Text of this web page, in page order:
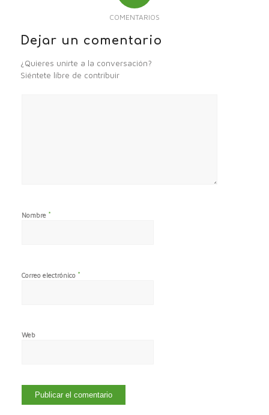
COMENTARIOS
Dejar un comentario
¿Quieres unirte a la conversación?
Siéntete libre de contribuir
Nombre *
Correo electrónico *
Web